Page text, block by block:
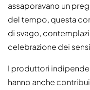
assaporavano un
del tempo, questa
di svago,
celebrazione dei
I produttori
hanno anche